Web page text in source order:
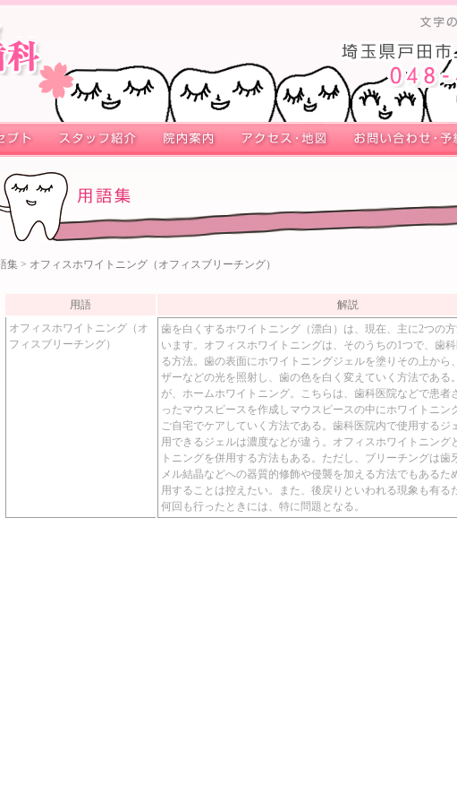
集 > オフィスホワイトニング（オフィスブリーチング）
用語
解説
オフィスホワイトニング（オ
フィスブリーチング）
歯を白くするホワイトニング（漂白）は、現在、主に2つの
います。オフィスホワイトニングは、そのうちの1つで、歯
る方法。歯の表面にホワイトニングジェルを塗りその上から
ザーなどの光を照射し、歯の色を白く変えていく方法である
が、ホームホワイトニング。こちらは、歯科医院などで患者
ったマウスピースを作成しマウスピースの中にホワイトニン
ご自宅でケアしていく方法である。歯科医院内で使用するジ
用できるジェルは濃度などが違う。オフィスホワイトニング
トニングを併用する方法もある。ただし、ブリーチングは歯
メル結晶などへの器質的修飾や侵襲を加える方法でもあるた
用することは控えたい。また、後戻りといわれる現象も有る
何回も行ったときには、特に問題となる。